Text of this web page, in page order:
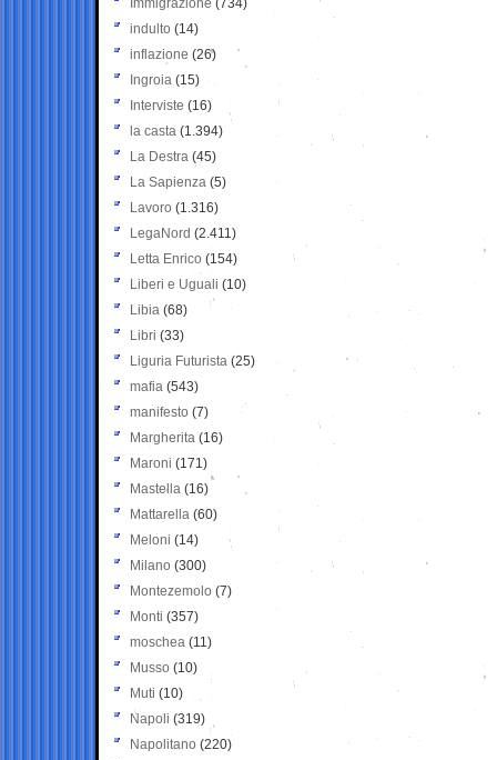
Immigrazione (734)
indulto (14)
inflazione (26)
Ingroia (15)
Interviste (16)
la casta (1.394)
La Destra (45)
La Sapienza (5)
Lavoro (1.316)
LegaNord (2.411)
Letta Enrico (154)
Liberi e Uguali (10)
Libia (68)
Libri (33)
Liguria Futurista (25)
mafia (543)
manifesto (7)
Margherita (16)
Maroni (171)
Mastella (16)
Mattarella (60)
Meloni (14)
Milano (300)
Montezemolo (7)
Monti (357)
moschea (11)
Musso (10)
Muti (10)
Napoli (319)
Napolitano (220)